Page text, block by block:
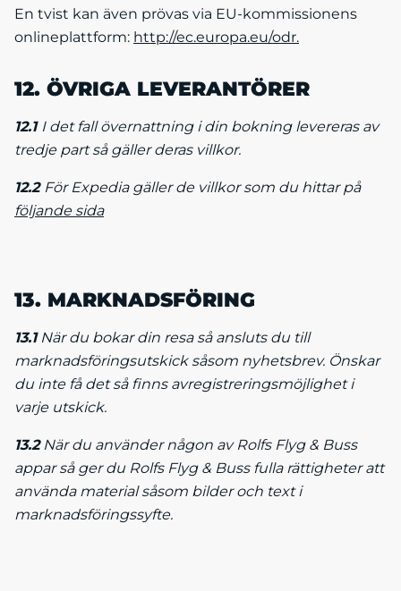
En tvist kan även prövas via EU-kommissionens
onlineplattform: http://ec.europa.eu/odr.
12. ÖVRIGA LEVERANTÖRER
12.1 I det fall övernattning i din bokning levereras av
tredje part så gäller deras villkor.
12.2 För Expedia gäller de villkor som du hittar på
följande sida
13. MARKNADSFÖRING
13.1När du bokar din resa så ansluts du till
marknadsföringsutskick såsom nyhetsbrev. Önskar
du inte få det så finns avregistreringsmöjlighet i
varje utskick.
13.2När du använder någon av Rolfs Flyg & Buss
appar så ger du Rolfs Flyg & Buss fulla rättigheter att
använda material såsom bilder och text i
marknadsföringssyfte.